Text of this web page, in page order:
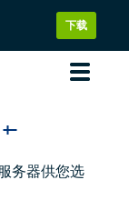
下载
务器供您选